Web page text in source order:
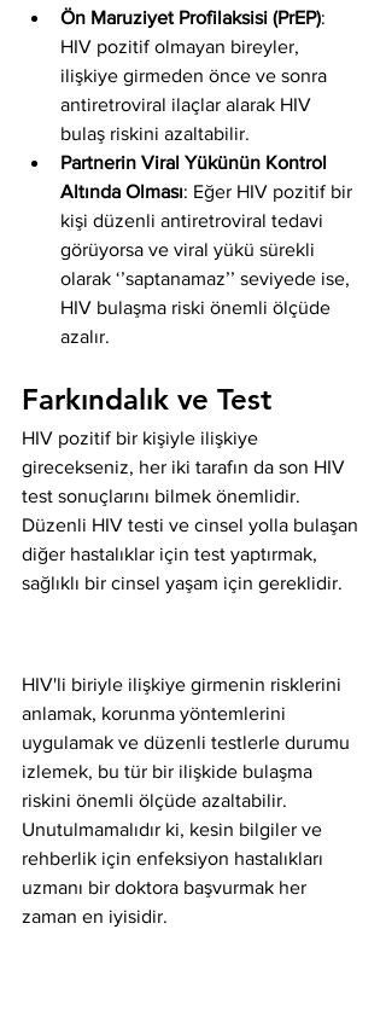
Ön Maruziyet Profilaksisi (PrEP):
HIV pozitif olmayan bireyler,
ilişkiye girmeden önce ve sonra
antiretroviral ilaçlar alarak HIV
bulaş riskini azaltabilir.
Partnerin Viral Yükünün Kontrol
Altında Olması: Eğer HIV pozitif bir
kişi düzenli antiretroviral tedavi
görüyorsa ve viral yükü sürekli
olarak ‘’saptanamaz’’ seviyede ise,
HIV bulaşma riski önemli ölçüde
azalır.
Farkındalık ve Test
HIV pozitif bir kişiyle ilişkiye
girecekseniz, her iki tarafın da son HIV
test sonuçlarını bilmek önemlidir.
Düzenli HIV testi ve cinsel yolla bulaşan
diğer hastalıklar için test yaptırmak,
sağlıklı bir cinsel yaşam için gereklidir.
HIV'li biriyle ilişkiye girmenin risklerini
anlamak, korunma yöntemlerini
uygulamak ve düzenli testlerle durumu
izlemek, bu tür bir ilişkide bulaşma
riskini önemli ölçüde azaltabilir.
Unutulmamalıdır ki, kesin bilgiler ve
rehberlik için enfeksiyon hastalıkları
uzmanı bir doktora başvurmak her
zaman en iyisidir.